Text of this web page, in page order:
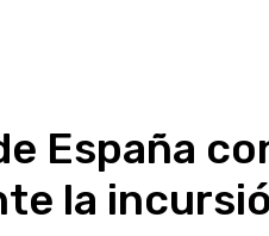
España
la